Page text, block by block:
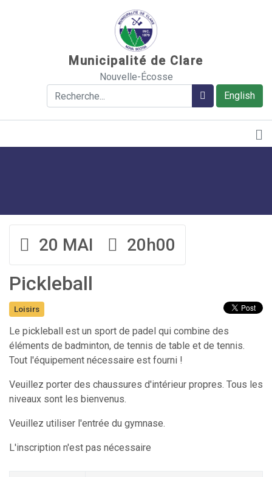
Municipalité de Clare
Nouvelle-Écosse
English
Rechercher Rechercher
20 MAI 20h00
Pickleball
Loisirs
Le pickleball est un sport de padel qui combine des
éléments de badminton, de tennis de table et de tennis.
Tout l'équipement nécessaire est fourni !
Veuillez porter des chaussures d'intérieur propres. Tous les
niveaux sont les bienvenus.
Veuillez utiliser l'entrée du gymnase.
L'inscription n'est pas nécessaire